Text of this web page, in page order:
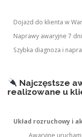
Dojazd do klienta w
Naprawy awaryjne 7
Szybka diagnoza i
Najczęstsze
realizowane u
Układ rozruchowy i